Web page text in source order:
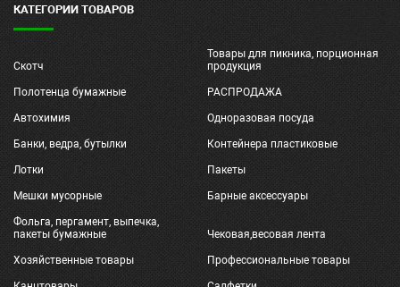
КАТЕГОРИИ ТОВАРОВ
Скотч
Товары для пикника, порционная
продукция
Полотенца бумажные РАСПРОДАЖА
Автохимия Одноразовая посуда
Банки, ведра, бутылки Контейнера пластиковые
Лотки Пакеты
Мешки мусорные Барные аксессуары
Фольга, пергамент, выпечка,
пакеты бумажные
Чековая,весовая лента
Хозяйственные товары Профессиональные товары